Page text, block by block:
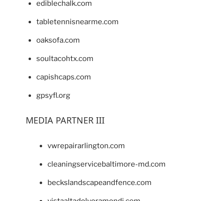
ediblechalk.com
tabletennisnearme.com
oaksofa.com
soultacohtx.com
capishcaps.com
gpsyfl.org
MEDIA PARTNER III
vwrepairarlington.com
cleaningservicebaltimore-md.com
beckslandscapeandfence.com